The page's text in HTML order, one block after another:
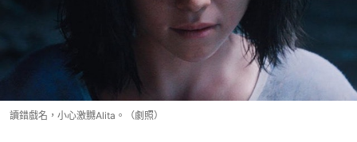
讀錯戲名，小心激嬲Alita。（劇照）